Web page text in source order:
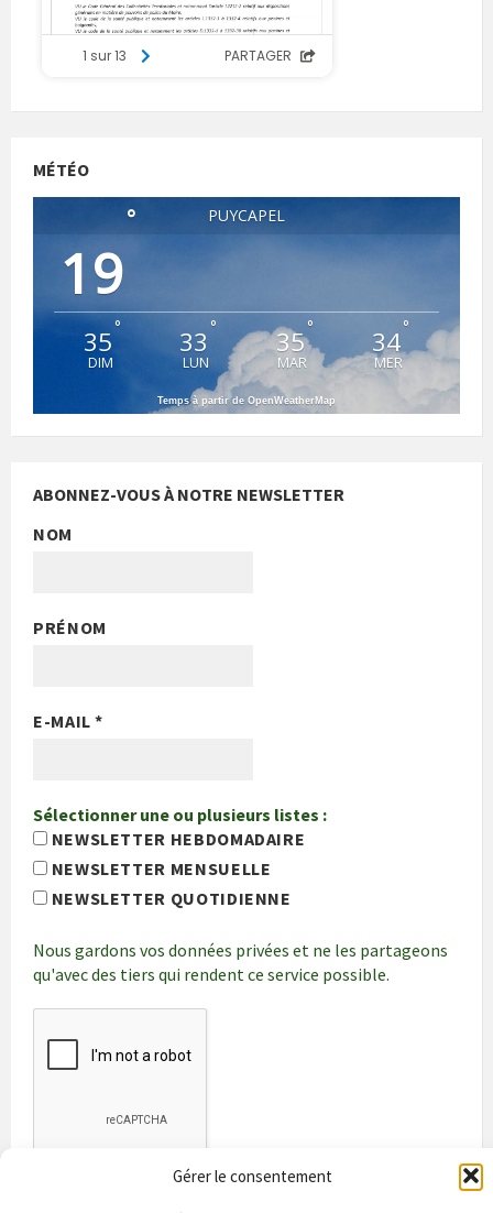
Gérer le consentement
MÉTÉO
PUYCAPEL
19
°
35°
DIM
33 °
LUN
35°
MAR
34°
MER
Temps à partir de OpenWeatherMap
ABONNEZ-VOUS À NOTRE NEWSLETTER
NOM
PRÉNOM
E-MAIL*
Sélectionner une ou plusieurs listes :
NEWSLETTER HEBDOMADAIRE
NEWSLETTER MENSUELLE
NEWSLETTER QUOTIDIENNE
Nous gardons vos données privées et ne les partageons
qu'avec des tiers qui rendent ce service possible.